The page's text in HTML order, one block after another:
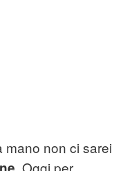
mano non ci sarei